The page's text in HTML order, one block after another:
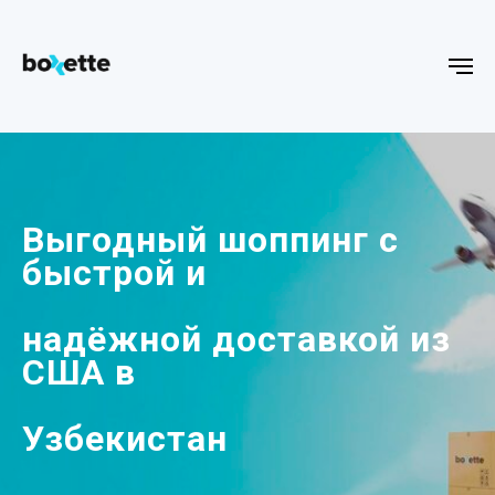
Выгодный шоппинг с
быстрой и
надёжной доставкой из
США в
Узбекистан